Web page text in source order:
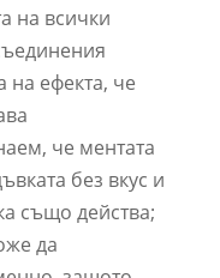
на всички
на ефекта, че
че ментата
без вкус и
също действа;
да